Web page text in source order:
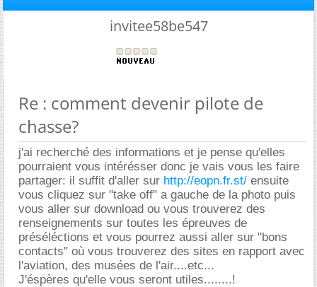
invitee58be547
Re : comment devenir pilote de
chasse?
j'ai recherché des informations et je pense qu'elles
pourraient vous intérésser donc je vais vous les faire
partager: il suffit d'aller sur http://eopn.fr.st/ ensuite
vous cliquez sur "take off" a gauche de la photo puis
vous aller sur download ou vous trouverez des
renseignements sur toutes les épreuves de
préséléctions et vous pourrez aussi aller sur "bons
contacts" où vous trouverez des sites en rapport avec
l'aviation, des musées de l'air....etc...
J'éspères qu'elle vous seront utiles........!